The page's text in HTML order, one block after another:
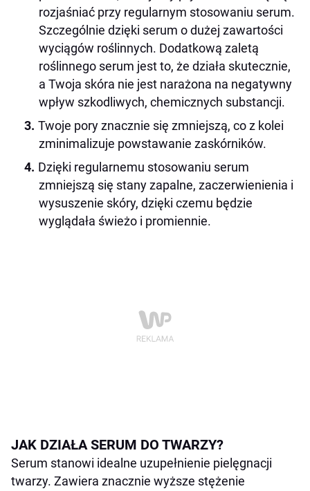
rozjaśniać przy regularnym stosowaniu serum.
Szczególnie dzięki serum o dużej zawartości
wyciągów roślinnych. Dodatkową zaletą
roślinnego serum jest to, że działa skutecznie,
a Twoja skóra nie jest narażona na negatywny
wpływ szkodliwych, chemicznych substancji.
Twoje pory znacznie się zmniejszą, co z kolei
zminimalizuje powstawanie zaskórników.
Dzięki regularnemu stosowaniu serum
zmniejszą się stany zapalne, zaczerwienienia i
wysuszenie skóry, dzięki czemu będzie
wyglądała świeżo i promiennie.
JAK DZIAŁA SERUM DO TWARZY?
Serum stanowi idealne uzupełnienie pielęgnacji
twarzy. Zawiera znacznie wyższe stężenie